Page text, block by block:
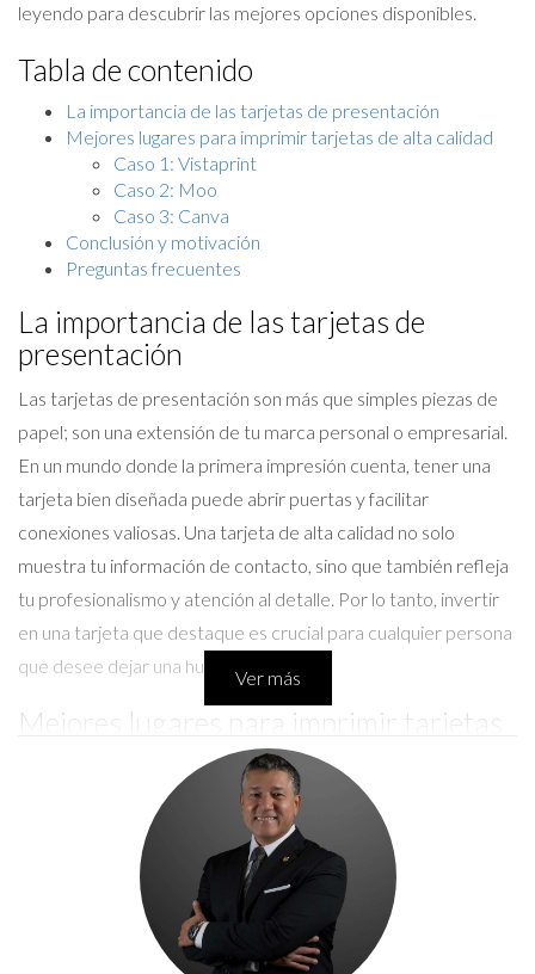
leyendo para descubrir las mejores opciones disponibles.
Tabla de contenido
La importancia de las tarjetas de presentación
Mejores lugares para imprimir tarjetas de alta calidad
Caso 1: Vistaprint
Caso 2: Moo
Caso 3: Canva
Conclusión y motivación
Preguntas frecuentes
La importancia de las tarjetas de
presentación
Las tarjetas de presentación son más que simples piezas de
papel; son una extensión de tu marca personal o empresarial.
En un mundo donde la primera impresión cuenta, tener una
tarjeta bien diseñada puede abrir puertas y facilitar
conexiones valiosas. Una tarjeta de alta calidad no solo
muestra tu información de contacto, sino que también refleja
tu profesionalismo y atención al detalle. Por lo tanto, invertir
en una tarjeta que destaque es crucial para cualquier persona
que desee dejar una huella duradera.
Mejores lugares para imprimir tarjetas
Cuando se trata de imprimir tarjetas de presentación, hay
muchas opciones disponibles, pero no todas ofrecen la misma
calidad. A continuación, exploraremos tres servicios
populares que han demostrado ser efectivos y confiables.
Caso 1: Vistaprint
Ver más